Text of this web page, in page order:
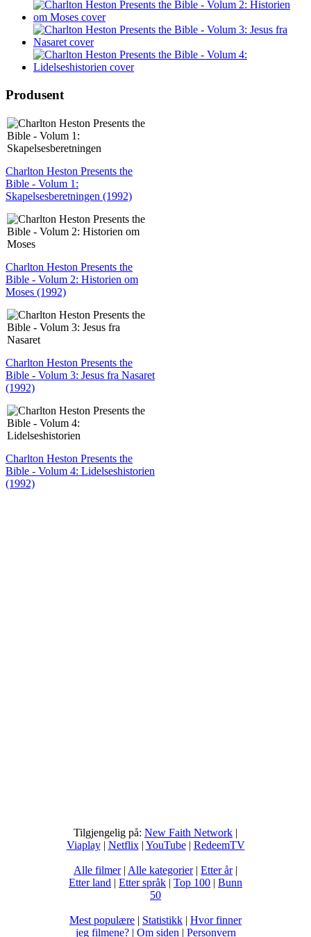
Produsent
Charlton Heston Presents the
Bible - Volum 1:
Skapelsesberetningen (1992)
Charlton Heston Presents the
Bible - Volum 2: Historien om
Moses (1992)
Charlton Heston Presents the
Bible - Volum 3: Jesus fra Nasaret
(1992)
Charlton Heston Presents the
Bible - Volum 4: Lidelseshistorien
(1992)
Tilgjengelig på: New Faith Network |
Viaplay| Netflix| YouTube| RedeemTV
Alle filmer| Alle kategorier| Etter år|
Etter land | Etter språk | Top 100 | Bunn
50
Mest populære | Statistikk | Hvor finner
jeg filmene?| Om siden | Personvern